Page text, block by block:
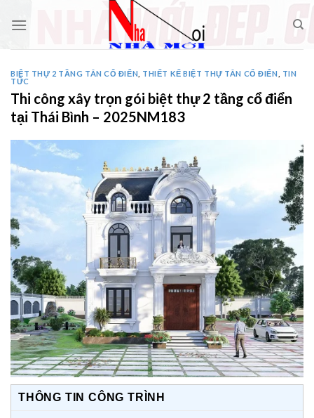
BIỆT THỰ 2 TẦNG TÂN CỔ ĐIỂN THIẾT KẾ BIỆT THỰ TÂN CỔ ĐIỂN
TIN
TỨC
Thi công xây trọn gói biệt thự 2 tầng cổ điển
tại Thái Bình – 2025NM183
THÔNG TIN CÔNG TRÌNH